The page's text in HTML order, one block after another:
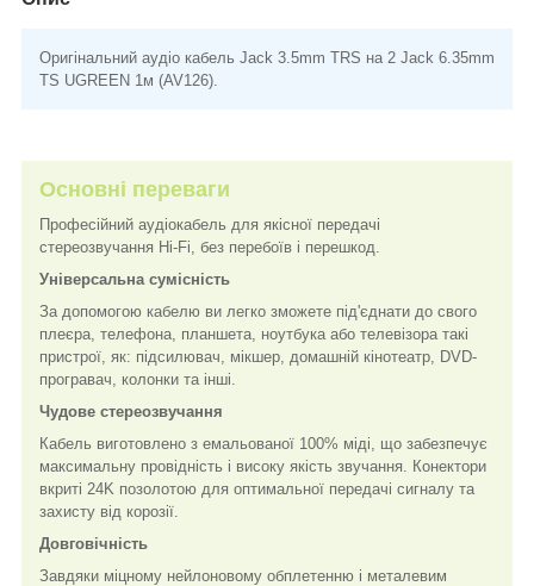
Оригінальний аудіо кабель Jack 3.5mm TRS на 2 Jack 6.35mm
TS UGREEN 1м (AV126).
Основні переваги
Професійний аудіокабель для якісної передачі
стереозвучання Hi-Fi, без перебоїв і перешкод.
Універсальна сумісність
За допомогою кабелю ви легко зможете під'єднати до свого
плеєра, телефона, планшета, ноутбука або телевізора такі
пристрої, як: підсилювач, мікшер, домашній кінотеатр, DVD-
програвач, колонки та інші.
Чудове стереозвучання
Кабель виготовлено з емальованої 100% міді, що забезпечує
максимальну провідність і високу якість звучання. Конектори
вкриті 24K позолотою для оптимальної передачі сигналу та
захисту від корозії.
Довговічність
Завдяки міцному нейлоновому обплетенню і металевим